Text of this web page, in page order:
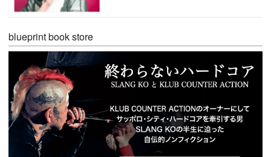
blueprint book store